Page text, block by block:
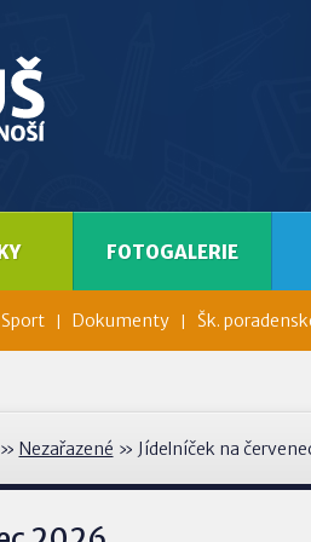
Sport Dokumenty Šk.
FOTOGALERIE
Nezařazené » Jídelníček na